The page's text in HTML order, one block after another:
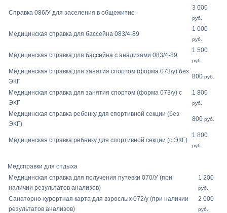
Справка 086/У для заселения в общежитие
3 000
руб.
Медицинская справка для бассейна 083/4-89
1 000
руб.
Медицинская справка для бассейна с анализами 083/4-89
1 500
руб.
Медицинская справка для занятия спортом (форма 073/у) без
ЭКГ
800 руб.
Медицинская справка для занятия спортом (форма 073/у) с
ЭКГ
1 800
руб.
Медицинская справка ребенку для спортивной секции (без
ЭКГ)
800 руб.
Медицинская справка ребенку для спортивной секции (с ЭКГ)
1 800
руб.
Медсправки для отдыха
Медицинская справка для получения путевки 070/У (при
наличии результатов анализов)
1 200
руб.
Санаторно-курортная карта для взрослых 072/у (при наличии
результатов анализов)
2 000
руб.